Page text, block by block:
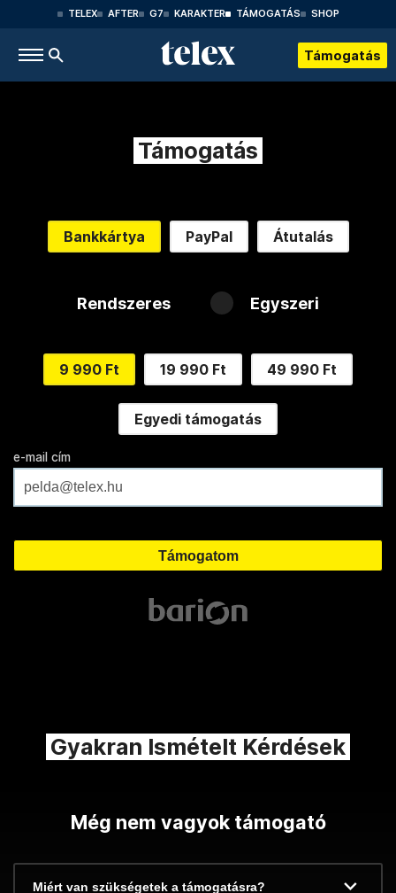
TELEX AFTER G7 KARAKTER TÁMOGATÁS SHOP
Támogatás
Támogatás
Bankkártya PayPal Átutalás
Rendszeres Egyszeri
9 990 Ft 19 990 Ft 49 990 Ft
Egyedi támogatás
e-mail cím
Gyakran Ismételt Kérdések
Még nem vagyok támogató
Miért van szükségetek a támogatásra?